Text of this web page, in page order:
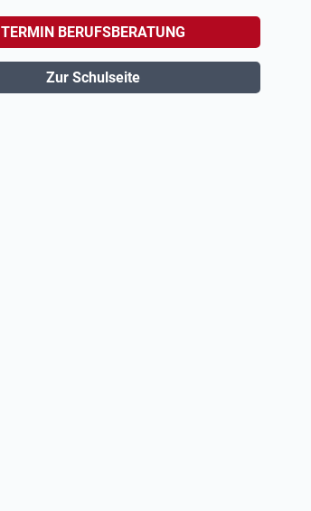
TERMIN BERUFSBERATUNG
Zur Schulseite